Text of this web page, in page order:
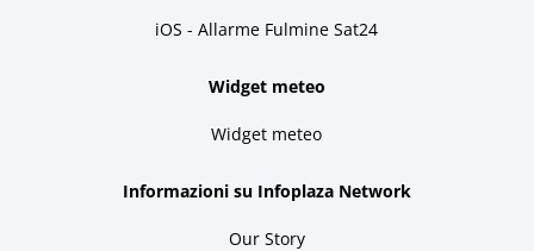
iOS - Allarme Fulmine Sat24
Widget meteo
Widget meteo
Informazioni su Infoplaza Network
Our Story